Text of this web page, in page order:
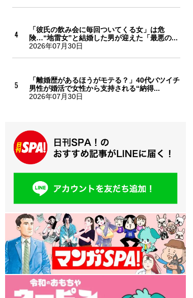
「彼氏の飲み会に毎回ついてくる女」は危
険…“地雷女”と結婚した男が迎えた「最悪の...
2026年07月30日
「離婚歴があるほうがモテる？」40代バツイチ
男性が婚活で女性から支持される“納得...
2026年07月30日